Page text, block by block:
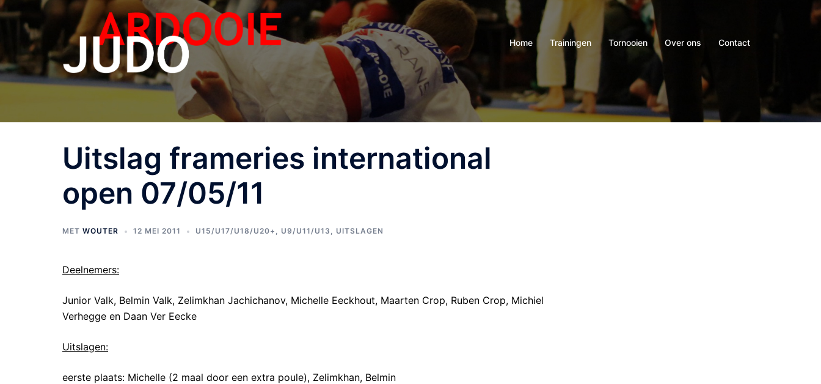
Home Trainingen Tornooien Over ons Contact
Uitslag frameries international
open 07/05/11
MET WOUTER 12 MEI 2011 U15/U17/U18/U20+ , U9/U11/U13 , UITSLAGEN
Deelnemers:
Junior Valk, Belmin Valk, Zelimkhan Jachichanov, Michelle Eeckhout, Maarten Crop, Ruben Crop, Michiel
Verhegge en Daan Ver Eecke
Uitslagen:
eerste plaats: Michelle (2 maal door een extra poule), Zelimkhan, Belmin